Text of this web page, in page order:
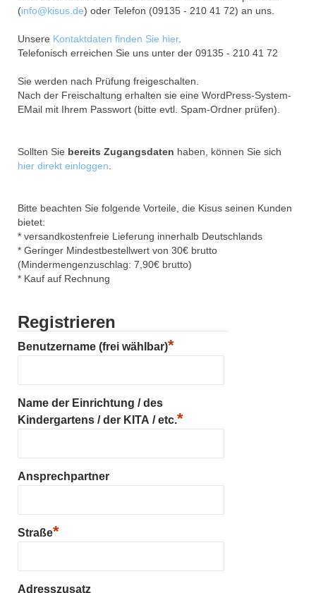
(info@kisus.de) oder Telefon (09135 - 210 41 72) an uns.
Unsere Kontaktdaten finden Sie hier.
Telefonisch erreichen Sie uns unter der 09135 - 210 41 72
Sie werden nach Prüfung freigeschalten.
Nach der Freischaltung erhalten sie eine WordPress-System-
EMail mit Ihrem Passwort (bitte evtl. Spam-Ordner prüfen).
Sollten Sie bereits Zugangsdaten haben, können Sie sich
hier direkt einloggen
Bitte beachten Sie folgende Vorteile, die Kisus seinen Kunden
bietet:
* versandkostenfreie Lieferung innerhalb Deutschlands
* Geringer Mindestbestellwert von 30€ brutto
(Mindermengenzuschlag: 7,90€ brutto)
* Kauf auf Rechnung
Registrieren
Benutzername (frei wählbar)*
Name der Einrichtung / des
Kindergartens / der KITA / etc.*
Ansprechpartner
Straße*
Adresszusatz